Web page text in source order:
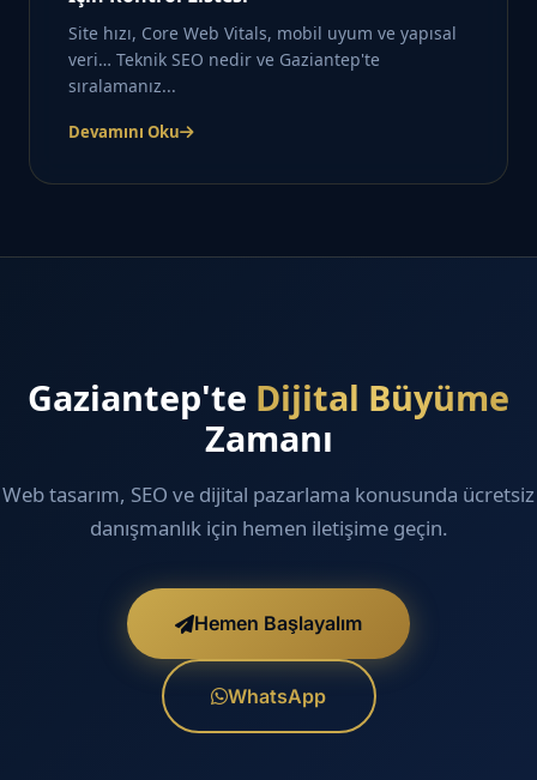
Site hızı, Core Web Vitals, mobil uyum ve yapısal
veri… Teknik SEO nedir ve Gaziantep'te
sıralamanız...
Devamını Oku
Gaziantep'te Dijital Büyüme
Zamanı
Web tasarım, SEO ve dijital pazarlama konusunda ücretsiz
danışmanlık için hemen iletişime geçin.
Hemen Başlayalım
WhatsApp